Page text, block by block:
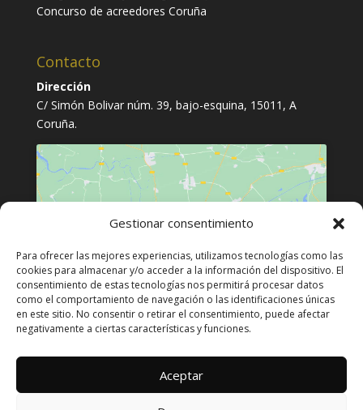
Gestionar consentimiento
Para ofrecer las mejores experiencias, utilizamos tecnologías como las
cookies para almacenar y/o acceder a la información del dispositivo. El
consentimiento de estas tecnologías nos permitirá procesar datos
como el comportamiento de navegación o las identificaciones únicas
en este sitio. No consentir o retirar el consentimiento, puede afectar
negativamente a ciertas características y funciones.
Aceptar
Concurso de acreedores Coruña
Contacto
Dirección
C/ Simón Bolivar núm. 39, bajo-esquina, 15011, A
Coruña.
marketing y permitir este contenido